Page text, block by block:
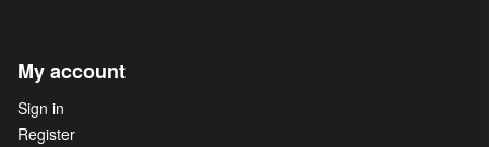
My account
Sign in
Register